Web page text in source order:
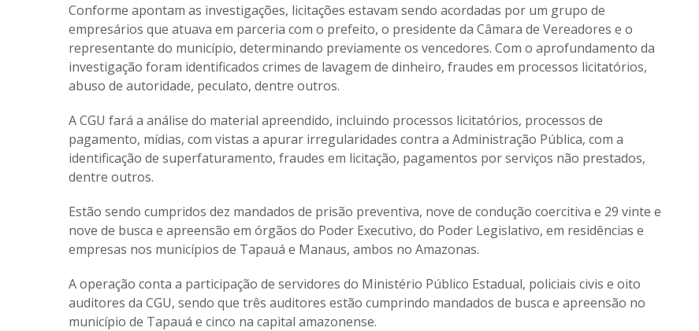
Conforme apontam as investigações, licitações estavam sendo acordadas por um grupo de
empresários que atuava em parceria com o prefeito, o presidente da Câmara de Vereadores e o
representante do município, determinando previamente os vencedores. Com o aprofundamento da
investigação foram identificados crimes de lavagem de dinheiro, fraudes em processos licitatórios,
abuso de autoridade, peculato, dentre outros.
A CGU fará a análise do material apreendido, incluindo processos licitatórios, processos de
pagamento, mídias, com vistas a apurar irregularidades contra a Administração Pública, com a
identificação de superfaturamento, fraudes em licitação, pagamentos por serviços não prestados,
dentre outros.
Estão sendo cumpridos dez mandados de prisão preventiva, nove de condução coercitiva e 29 vinte e
nove de busca e apreensão em órgãos do Poder Executivo, do Poder Legislativo, em residências e
empresas nos municípios de Tapauá e Manaus, ambos no Amazonas.
A operação conta a participação de servidores do Ministério Público Estadual, policiais civis e oito
auditores da CGU, sendo que três auditores estão cumprindo mandados de busca e apreensão no
município de Tapauá e cinco na capital amazonense.